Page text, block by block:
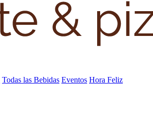
Todas las Bebidas Eventos Hora Feliz